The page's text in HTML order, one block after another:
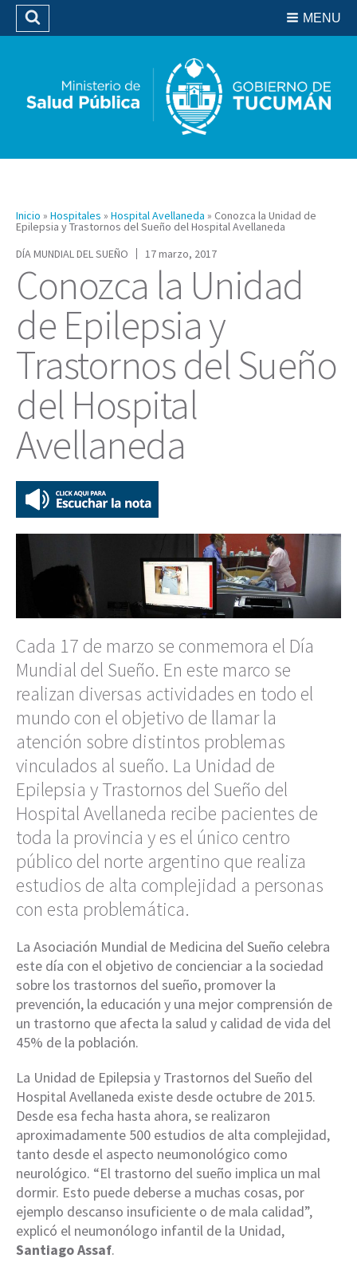
Biblioteca
MENU
Buscar
Inicio » Hospitales » Hospital Avellaneda » Conozca la Unidad de
Epilepsia y Trastornos del Sueño del Hospital Avellaneda
DÍA MUNDIAL DEL SUEÑO
17 marzo, 2017
Conozca la Unidad
de Epilepsia y
Trastornos del Sueño
del Hospital
Avellaneda
Cada 17 de marzo se conmemora el Día
Mundial del Sueño. En este marco se
realizan diversas actividades en todo el
mundo con el objetivo de llamar la
atención sobre distintos problemas
vinculados al sueño. La Unidad de
Epilepsia y Trastornos del Sueño del
Hospital Avellaneda recibe pacientes de
toda la provincia y es el único centro
público del norte argentino que realiza
estudios de alta complejidad a personas
con esta problemática.
La Asociación Mundial de Medicina del Sueño celebra
este día con el objetivo de concienciar a la sociedad
sobre los trastornos del sueño, promover la
prevención, la educación y una mejor comprensión de
un trastorno que afecta la salud y calidad de vida del
45% de la población.
La Unidad de Epilepsia y Trastornos del Sueño del
Hospital Avellaneda existe desde octubre de 2015.
Desde esa fecha hasta ahora, se realizaron
aproximadamente 500 estudios de alta complejidad,
tanto desde el aspecto neumonológico como
neurológico. “El trastorno del sueño implica un mal
dormir. Esto puede deberse a muchas cosas, por
ejemplo descanso insuficiente o de mala calidad”,
explicó el neumonólogo infantil de la Unidad,
Santiago Assaf.